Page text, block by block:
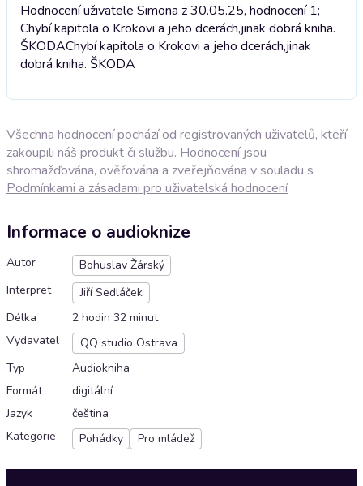
Hodnocení uživatele Simona z 30.05.25, hodnocení 1;
Chybí kapitola o Krokovi a jeho dcerách,jinak dobrá kniha.
ŠKODAChybí kapitola o Krokovi a jeho dcerách,jinak
dobrá kniha. ŠKODA
Všechna hodnocení pochází od registrovaných uživatelů, kteří
zakoupili náš produkt či službu. Hodnocení jsou
shromažďována, ověřována a zveřejňována v souladu s
Podmínkami a zásadami pro uživatelská hodnocení
Informace o audioknize
Autor
Bohuslav Žárský
Interpret
Jiří Sedláček
Délka
2 hodin 32 minut
Vydavatel
QQ studio Ostrava
Typ
Audiokniha
Formát
digitální
Jazyk
čeština
Kategorie
Pohádky Pro mládež